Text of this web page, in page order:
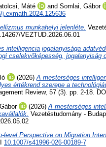
Máté and Somlai, Gábor
j.exmath.2024.125636
munkahelyi jelenléte.
VEZTUD.2026.06.01
intelligencia jogalanyisága
cselekvőképesség, jogalanyiság
(2026) A mesterséges
értékrend szerepe a
Review, 57 (3). pp. 2-18.
(2026) A mesterséges
Vezetéstudomány -
level Perspective on Migration
10.1007/s41996-026-00189-7